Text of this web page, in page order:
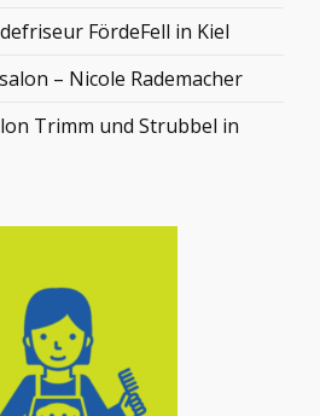
FördeFell in Kiel
– Nicole Rademacher
Trimm und Strubbel in